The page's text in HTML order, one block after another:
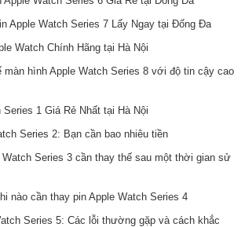
Apple Watch Series 7 Lấy Ngay tại Đống Đa
Watch Chính Hãng tại Hà Nội
hình Apple Watch Series 8 với độ tin cậy cao
1 Giá Rẻ Nhất tại Hà Nội
Series 2: Bạn cần bao nhiêu tiền
Watch Series 3 cần thay thế sau một thời gian sử
nào cần thay pin Apple Watch Series 4
Series 5: Các lỗi thường gặp và cách khắc